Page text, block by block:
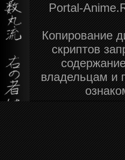
Portal-
Копирование
скриптов
владельцам и